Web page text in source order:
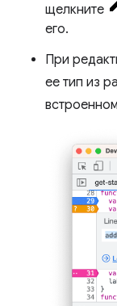
щелкните
его.
При
ее тип из